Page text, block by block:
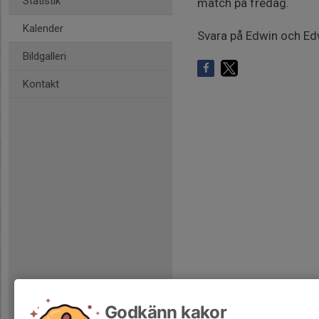
Kalender
Bildgalleri
Kontakt
match på fredag.
Svara på Edwin och
Godkänn kakor